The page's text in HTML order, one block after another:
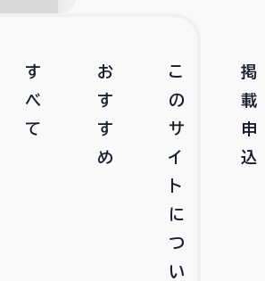
す
べ
て
お
す
す
め
こ
の
サ
イ
ト
に
つ
い
掲
載
申
込